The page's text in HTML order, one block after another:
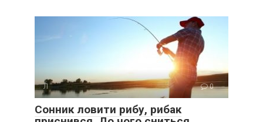
Л 0
Сонник ловити рибу, рибак